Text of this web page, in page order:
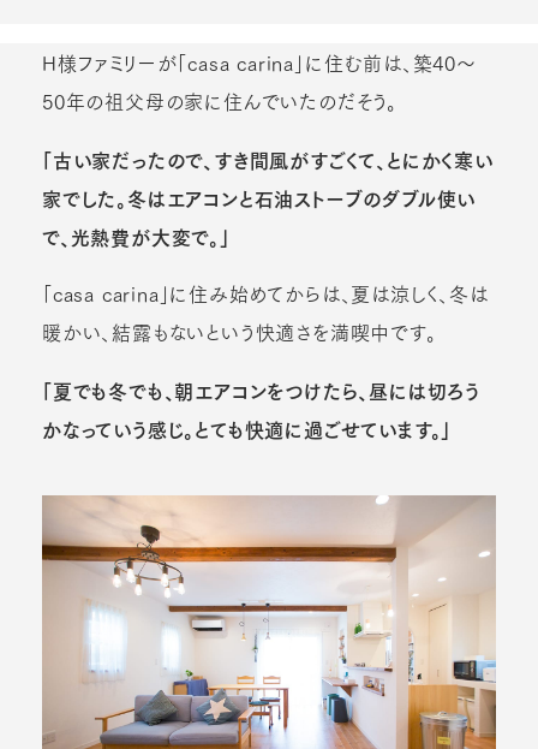
H様ファミリーが「casa carina」に住む前は、築40～
50年の祖父母の家に住んでいたのだそう。
「古い家だったので、すき間風がすごくて、とにかく寒い
家でした。冬はエアコンと石油ストーブのダブル使い
で、光熱費が大変で。」
「casa carina」に住み始めてからは、夏は涼しく、冬は
暖かい、結露もないという快適さを満喫中です。
「夏でも冬でも、朝エアコンをつけたら、昼には切ろう
かなっていう感じ。とても快適に過ごせています。」